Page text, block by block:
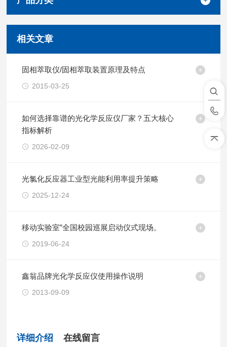
相关文章
固相萃取仪/固相萃取装置原理及特点
2015-03-25
如何选择靠谱的光化学反应仪厂家？五大核心
指标解析
2026-02-09
光氯化反应器工业型光能利用率提升策略
2025-12-24
移动实验室”全国校园巡展启动仪式现场。
2019-06-24
鑫翁品牌光化学反应仪使用操作说明
2013-09-09
详细介绍 在线留言